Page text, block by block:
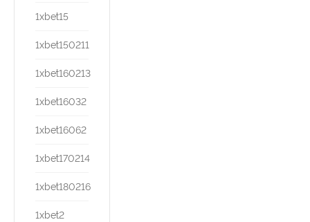
1xbet15
1xbet150211
1xbet160213
1xbet16032
1xbet16062
1xbet170214
1xbet180216
1xbet2